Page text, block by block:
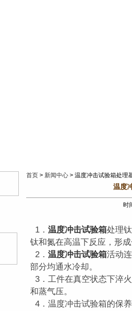
首页 > 新闻中心 > 温度冲击试验箱处理
温度
时
1． 温度冲击试验箱处理
钛和氮在高温下反应，形
2． 温度冲击试验箱活动
部分均通水冷却。
3．工件在真空状态下淬
和蒸气压。
4．温度冲击试验箱的保